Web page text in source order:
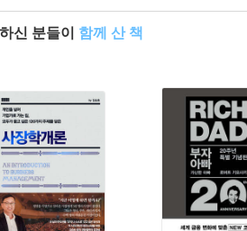
신 분들이 함께 산 책